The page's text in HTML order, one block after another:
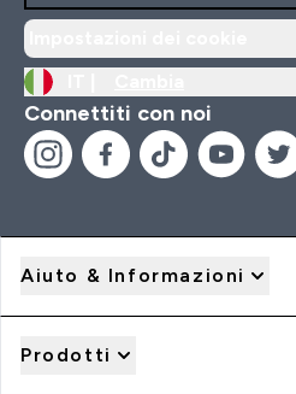
Connettiti con noi
Aiuto & Informazioni
Prodotti